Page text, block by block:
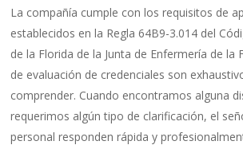
La compañía cumple con los requisitos de
establecidos en la Regla 64B9-3.014 del
de la Florida de la Junta de Enfermería de la
de evaluación de credenciales son
comprender. Cuando encontramos alguna
requerimos algún tipo de clarificación, el
personal responden rápida y